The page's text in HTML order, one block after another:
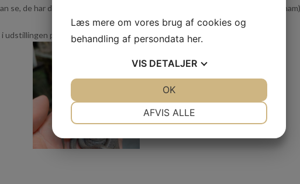
se, de har den karakteristiske hinde for øjet, som slanger har, når de skifter
pt, men man kan se faren til dem inde i Sydøstasien-afdelingen
Læs mere om vores brug af cookies og
behandling af persondata her.
VIS DETALJER
MARKETING
AFVIS ALLE
OK